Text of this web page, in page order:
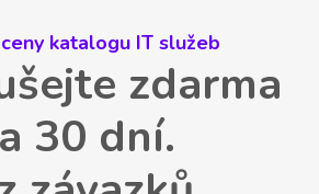
katalogu IT služeb
zdarma
30 dní.